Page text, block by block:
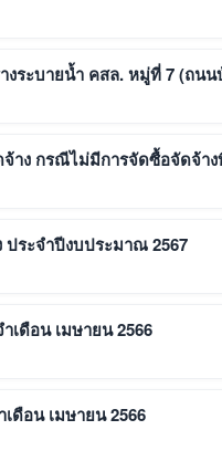
งระบายน้ำ คสล. หมู่ที่ 7 (ถน
าง กรณีไม่มีการจัดซื้อจัดจ้าง
ระจำปีงบประมาณ 2567
เดือน เมษายน 2566
ดือน เมษายน 2566